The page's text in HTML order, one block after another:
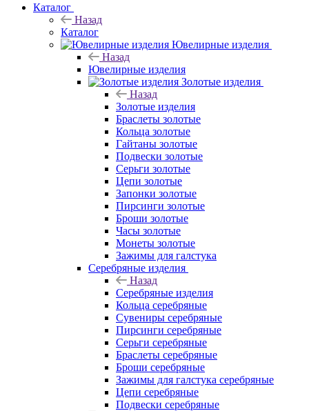
Каталог
Назад
Каталог
Ювелирные изделия
Назад
Ювелирные изделия
Золотые изделия
Назад
Золотые изделия
Браслеты золотые
Кольца золотые
Гайтаны золотые
Подвески золотые
Серьги золотые
Цепи золотые
Запонки золотые
Пирсинги золотые
Броши золотые
Часы золотые
Монеты золотые
Зажимы для галстука
Серебряные изделия
Назад
Серебряные изделия
Кольца серебряные
Сувениры серебряные
Пирсинги серебряные
Серьги серебряные
Браслеты серебряные
Броши серебряные
Зажимы для галстука серебряные
Цепи серебряные
Подвески серебряные